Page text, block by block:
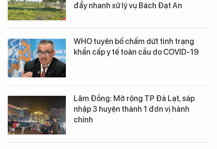
đẩy nhanh xử lý vụ Bách Đạt An
WHO tuyên bố chấm dứt tình trạng
khẩn cấp y tế toàn cầu do COVID-19
Lâm Đồng: Mở rộng TP Đà Lạt, sáp
nhập 3 huyện thành 1 đơn vị hành
chính